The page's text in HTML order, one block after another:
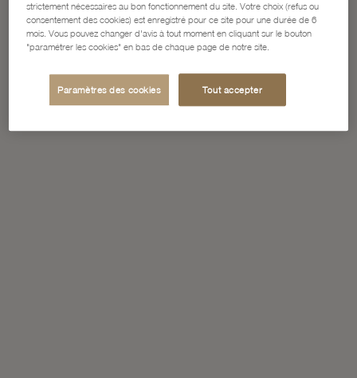
strictement nécessaires au bon fonctionnement du site. Votre choix (refus ou
consentement des cookies) est enregistré pour ce site pour une durée de 6
mois. Vous pouvez changer d'avis à tout moment en cliquant sur le bouton
"paramétrer les cookies" en bas de chaque page de notre site.
Paramètres des cookies Tout accepter